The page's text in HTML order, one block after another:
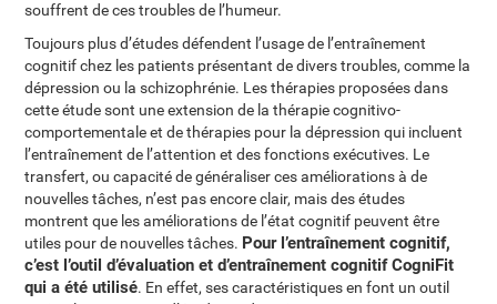
souffrent de ces troubles de l’humeur.
Toujours plus d’études défendent l’usage de l’entraînement
cognitif chez les patients présentant de divers troubles, comme la
dépression ou la schizophrénie. Les thérapies proposées dans
cette étude sont une extension de la thérapie cognitivo-
comportementale et de thérapies pour la dépression qui incluent
l’entraînement de l’attention et des fonctions exécutives. Le
transfert, ou capacité de généraliser ces améliorations à de
nouvelles tâches, n’est pas encore clair, mais des études
montrent que les améliorations de l’état cognitif peuvent être
utiles pour de nouvelles tâches. Pour l’entraînement cognitif,
c’est l’outil d’évaluation et d’entraînement cognitif CogniFit
qui a été utilisé. En effet, ses caractéristiques en font un outil